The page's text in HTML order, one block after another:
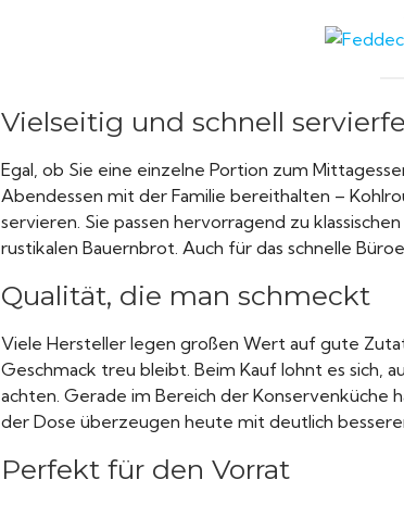
Vielseitig und schnell
Egal, ob Sie eine einzelne Portion zum
Abendessen mit der Familie bereithalten –
servieren. Sie passen hervorragend zu
rustikalen Bauernbrot. Auch für das schnelle
Qualität, die man schmeckt
Viele Hersteller legen großen Wert auf gute
Geschmack treu bleibt. Beim Kauf lohnt es sich,
achten. Gerade im Bereich der Konservenküche
der Dose überzeugen heute mit deutlich
Perfekt für den Vorrat